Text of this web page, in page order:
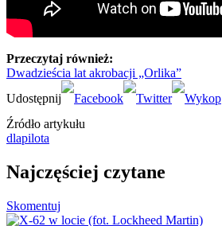
Przeczytaj również:
Dwadzieścia lat akrobacji „Orlika”
Źródło artykułu
dlapilota
Najczęściej czytane
Skomentuj